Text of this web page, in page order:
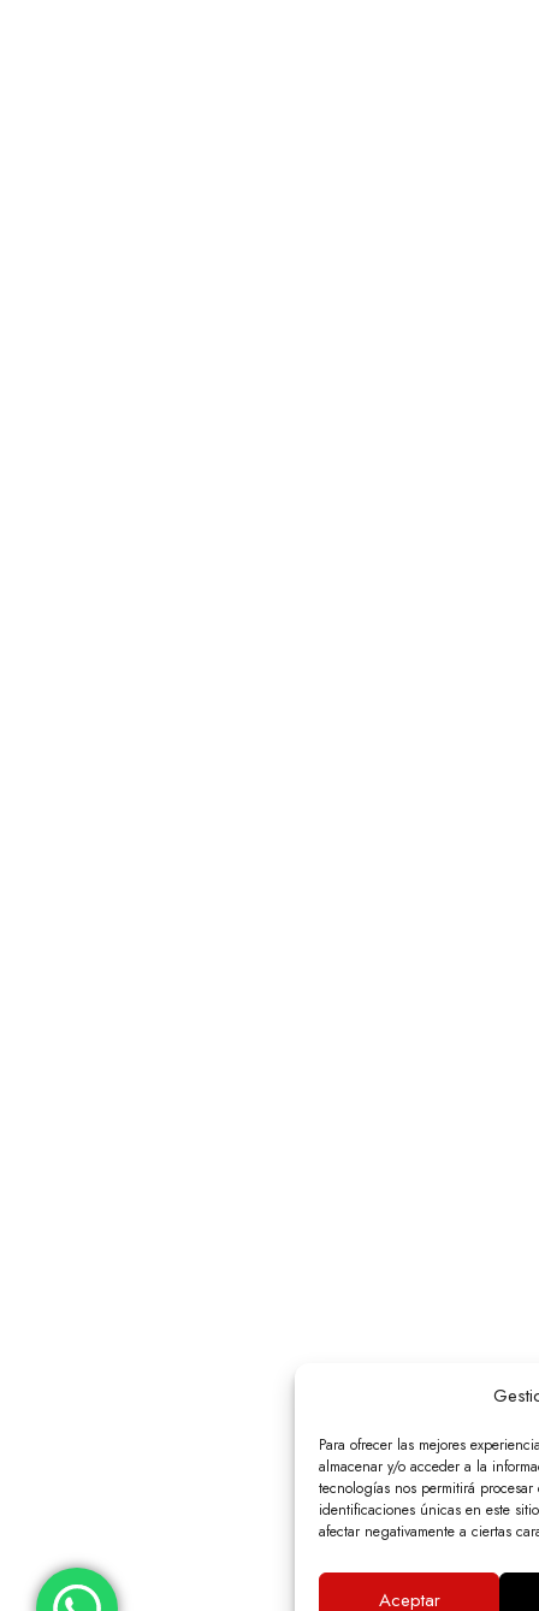
Para ofrecer las mejores
almacenar y/o acceder a la
tecnologías nos permitirá
identificaciones únicas en este
afectar negativamente a ciertas
Aceptar